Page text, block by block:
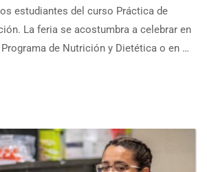
estudiantes del curso Práctica de
La feria se acostumbra a celebrar en
de Nutrición y Dietética o en …